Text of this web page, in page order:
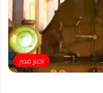
اخبار مصر